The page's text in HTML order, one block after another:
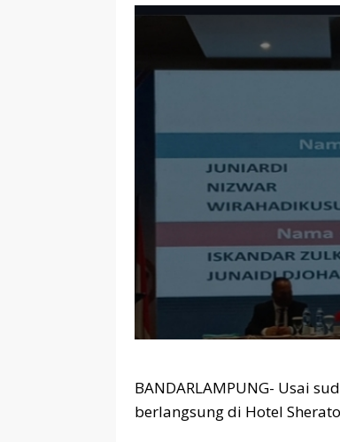
BANDARLAMPUNG- Usai
berlangsung di Hotel